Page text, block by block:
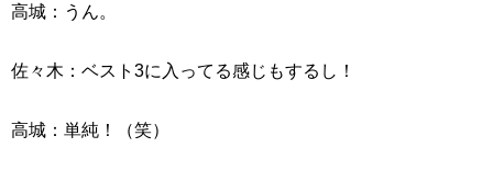
高城：うん。
佐々木：ベスト3に入ってる感じもするし！
高城：単純！（笑）